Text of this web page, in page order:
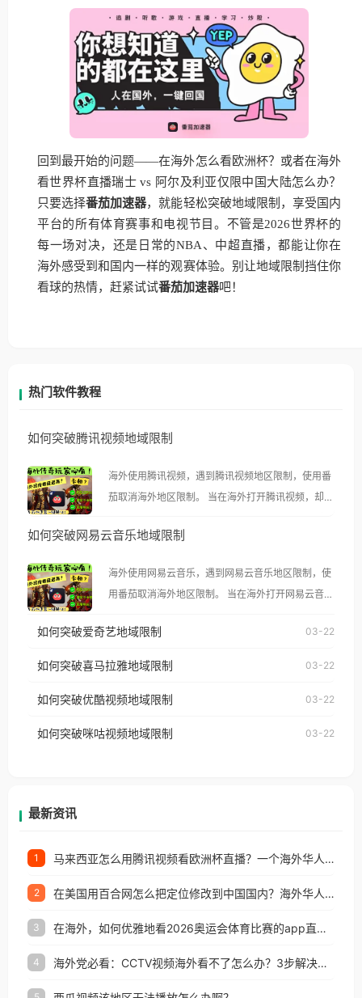
回到最开始的问题——在海外怎么看欧洲杯？或者在海外
看世界杯直播瑞士 vs 阿尔及利亚仅限中国大陆怎么办？
只要选择番茄加速器，就能轻松突破地域限制，享受国内
平台的所有体育赛事和电视节目。不管是2026世界杯的
每一场对决，还是日常的NBA、中超直播，都能让你在
海外感受到和国内一样的观赛体验。别让地域限制挡住你
看球的热情，赶紧试试番茄加速器吧！
热门软件教程
如何突破腾讯视频地域限制
海外使用腾讯视频，遇到腾讯视频地区限制，使用番
茄取消海外地区限制。 当在海外打开腾讯视频，却突
示语。 海外用户如香港、澳门、台湾、美国、加拿
像其他音乐平台一样，出现地区及版权限制问题，且
仅能在中国大陆地区播放。 遇到这个问题的朋友们，
使用番茄回国加速器，即可解决「海外用户收听腾讯
台湾、美国、加拿大、澳大利亚、欧洲等国家和地区
权限制所困扰。
如何突破网易云音乐地域限制
海外使用网易云音乐，遇到网易云音乐地区限制，使
用番茄取消海外地区限制。 当在海外打开网易云音
播放”的提示语。 海外用户如香港、澳门、台湾、美
国、加拿大、澳大利亚、欧洲等国家和地区时，网易
制问题，且仅能在中国大陆地区播放。 遇到这个问题
户收听网易云音乐地区版权限制」的问题，无论人在
如何突破爱奇艺地域限制 03-22
如何突破喜马拉雅地域限制 03-22
如何突破优酷视频地域限制 03-22
如何突破咪咕视频地域限制 03-22
最新资讯
1 马来西亚怎么用腾讯视频看欧洲杯直播？一个海外华人的真实困扰与破解
2 在美国用百合网怎么把定位修改到中国国内？海外华人必备的回国加速指南
3 在海外，如何优雅地看2026奥运会体育比赛的app直播？
4 海外党必看：CCTV视频海外看不了怎么办？3步解决地区限制+追剧自由